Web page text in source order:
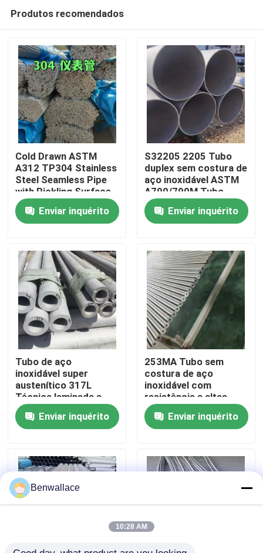
Para casa
Produtos
Vídeos
Sobre nós
Visita à fábrica
Controle de qualidade
Notícias
Solicite um orçamento
Produtos recomendados
Cold Drawn ASTM
A312 TP304 Stainless
Steel Seamless Pipe
with Pickling Surface
Treatment OD 6-
114mmEnviar inquérito
S32205 2205 Tubo
duplex sem costura de
aço inoxidável ASTM
A790/790M Tubo
resistente à corrosão
de alta resistência
Enviar inquérito
Tubo de aço
inoxidável super
austenítico 317L
Técnica laminada a
quente Tubo sem
costura resistente à
corrosão
Enviar inquérito
253MA Tubo sem
costura de aço
inoxidável com
resistência a altas
temperaturas,
resistência à corrosão
e estrutura
Enviar inquérito
Benwallace
10:28 AM